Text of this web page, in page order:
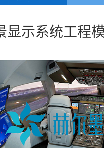
显示系统工程